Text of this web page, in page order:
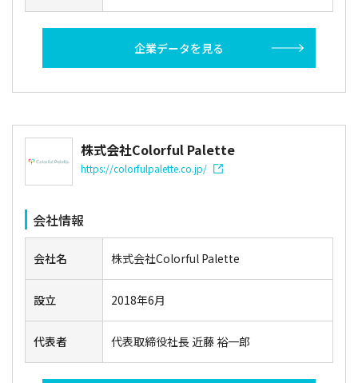
企業データを見る
株式会社Colorful Palette
https://colorfulpalette.co.jp/
会社情報
会社名 株式会社Colorful Palette
設立 2018年6月
代表者 代表取締役社長 近藤 裕一郎